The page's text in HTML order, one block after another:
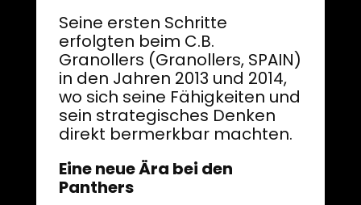
Seine ersten Schritte
erfolgten beim C.B.
Granollers (Granollers, SPAIN)
in den Jahren 2013 und 2014,
wo sich seine Fähigkeiten und
sein strategisches Denken
direkt bermerkbar machten.
Eine neue Ära bei den
Panthers